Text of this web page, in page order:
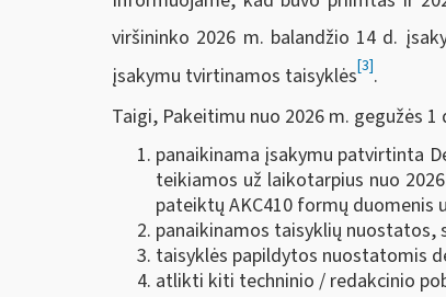
viršininko 2026 m. balandžio 14 d.
įsakymu tvirtinamos taisyklės[3].
Taigi, Pakeitimu nuo 2026 m. gegužės 1
panaikinama įsakymu patvirtinta
teikiamos už laikotarpius nuo
pateiktų AKC410 formų duomenis
panaikinamos taisyklių nuostatos,
taisyklės papildytos nuostatomis
atlikti kiti techninio / redakcinio